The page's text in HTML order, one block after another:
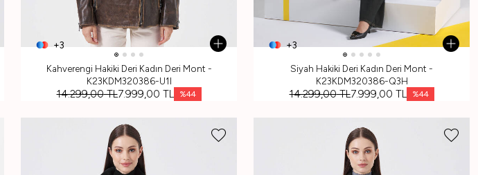
+3
Kahverengi Hakiki Deri Kadın Deri Mont -
K23KDM320386-U1I
14.299,00TL7.999,00 TL %44
+3
Siyah Hakiki Deri Kadın Deri Mont -
K23KDM320386-Q3H
14.299,00TL7.999,00 TL %44